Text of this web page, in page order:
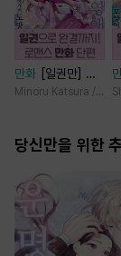
만화
[일권만] 기
억상실 악역 영애
니에게서 도망칠
Minoru Katsura /
(
당신만을 위한